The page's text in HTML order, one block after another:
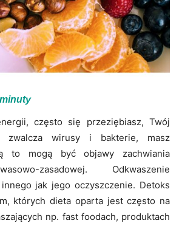
minuty
często się przeziębiasz, Twój
zwalcza wirusy i bakterie, masz
to mogą być objawy zachwiania
zasadowej. Odkwaszenie
jak jego oczyszczenie. Detoks
których dieta oparta jest często na
np. fast foodach, produktach